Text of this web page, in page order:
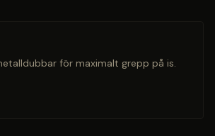
för maximalt grepp på is.